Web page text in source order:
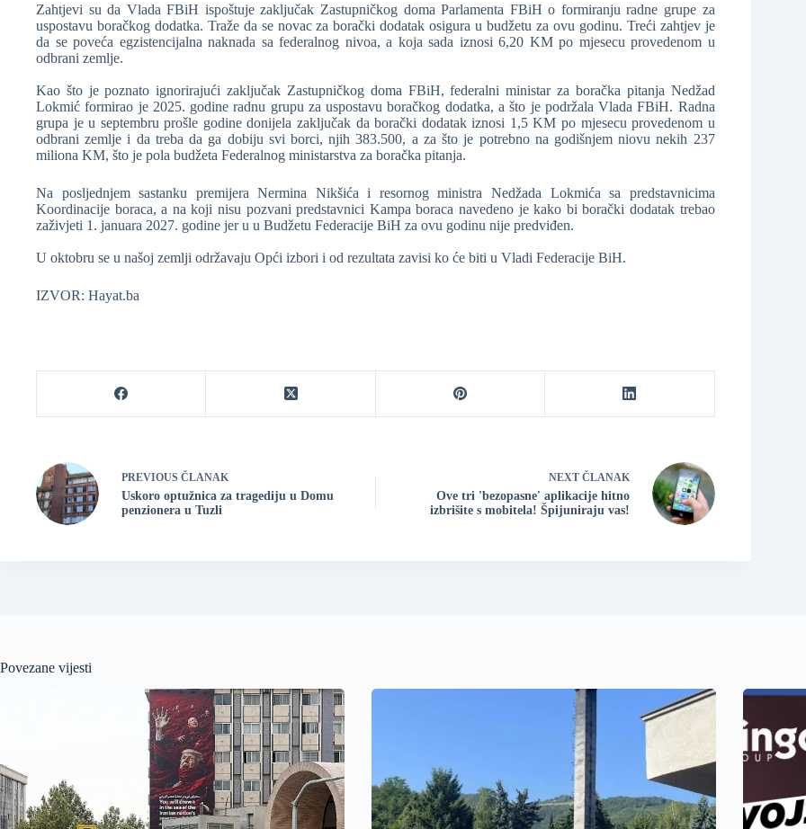
Zahtjevi su da Vlada FBiH ispoštuje zaključak Zastupničkog doma Parlamenta FBiH o formiranju radne grupe za
uspostavu boračkog dodatka. Traže da se novac za borački dodatak osigura u budžetu za ovu godinu. Treći zahtjev je
da se poveća egzistencijalna naknada sa federalnog nivoa, a koja sada iznosi 6,20 KM po mjesecu provedenom u
odbrani zemlje.
Kao što je poznato ignorirajući zaključak Zastupničkog doma FBiH, federalni ministar za boračka pitanja Nedžad
Lokmić formirao je 2025. godine radnu grupu za uspostavu boračkog dodatka, a što je podržala Vlada FBiH. Radna
grupa je u septembru prošle godine donijela zaključak da borački dodatak iznosi 1,5 KM po mjesecu provedenom u
odbrani zemlje i da treba da ga dobiju svi borci, njih 383.500, a za što je potrebno na godišnjem niovu nekih 237
miliona KM, što je pola budžeta Federalnog ministarstva za boračka pitanja.
Na posljednjem sastanku premijera Nermina Nikšića i resornog ministra Nedžada Lokmića sa predstavnicima
Koordinacije boraca, a na koji nisu pozvani predstavnici Kampa boraca navedeno je kako bi borački dodatak trebao
zaživjeti 1. januara 2027. godine jer u u Budžetu Federacije BiH za ovu godinu nije predviđen.
U oktobru se u našoj zemlji održavaju Opći izbori i od rezultata zavisi ko će biti u Vladi Federacije BiH.
IZVOR: Hayat.ba
PREVIOUS ČLANAK
Uskoro optužnica za tragediju u Domu
penzionera u Tuzli
NEXT ČLANAK
Ove tri 'bezopasne' aplikacije hitno
izbrišite s mobitela! Špijuniraju vas!
Povezane vijesti